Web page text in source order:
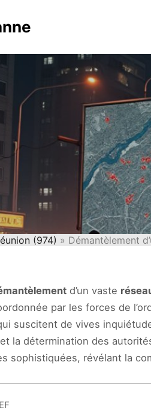
(974) » Démantèlement
d’un vaste
par les forces de
suscitent de vives
et la détermination des
sophistiquées, révélant la